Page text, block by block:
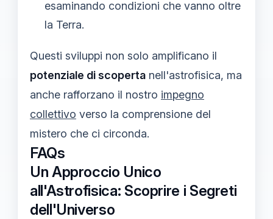
esaminando condizioni che vanno oltre
la Terra.
Questi sviluppi non solo amplificano il
potenziale di scoperta nell'astrofisica, ma
anche rafforzano il nostro impegno
collettivo verso la comprensione del
mistero che ci circonda.
FAQs
Un Approccio Unico
all'Astrofisica: Scoprire i Segreti
dell'Universo